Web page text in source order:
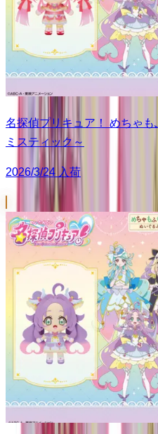
名探偵プリキュア！ めちゃ
ミスティック～
2026/3/24 入荷